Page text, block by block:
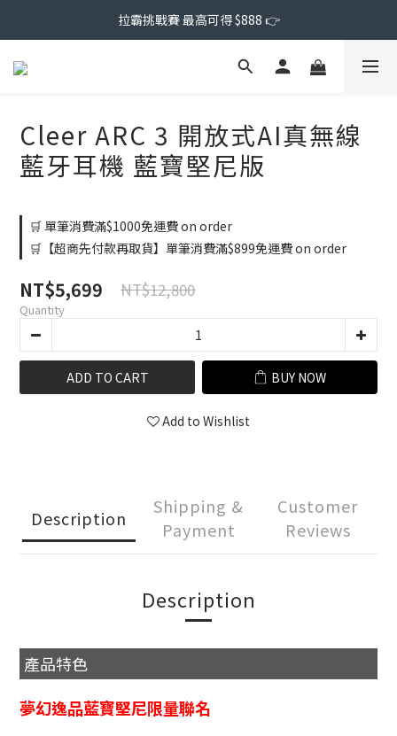
拉霸挑戰賽 最高可得 $888 👉
Cleer ARC 3 開放式AI真無線
藍牙耳機 藍寶堅尼版
🛒 單筆消費滿$1000免運費 on order
🛒【超商先付款再取貨】單筆消費滿$899免運費 on order
NT$5,699 NT$12,800
Quantity
ADD TO CART BUY NOW
Add to Wishlist
Description
Shipping &
Payment
Customer
Reviews
Description
產品特色
夢幻逸品藍寶堅尼限量聯名